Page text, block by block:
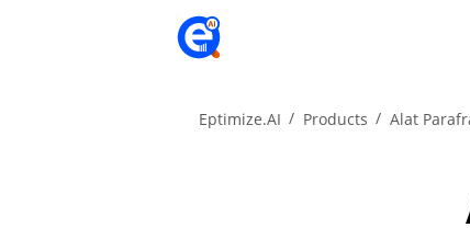
Eptimize.AI Products Alat